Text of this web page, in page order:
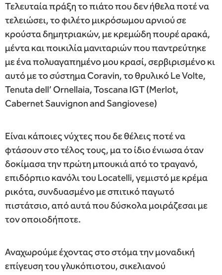
Τελευταία πράξη το πιάτο που δεν ήθελα ποτέ να
τελειώσει, το φιλέτο μικρόσωμου αρνιού σε
κρούστα δημητριακών, με κρεμώδη πουρέ αρακά,
μέντα και ποικιλία μανιταριών που παντρεύτηκε
με ένα πολυαγαπημένο μου κρασί, σερβιρισμένο κι
αυτό με το σύστημα Coravin, το θρυλικό Le Volte,
Tenuta dell’ Ornellaia, Toscana IGT (Merlot,
Cabernet Sauvignon and Sangiovese)
Είναι κάποιες νύχτες που δε θέλεις ποτέ να
φτάσουν στο τέλος τους, μα το ίδιο ένιωσα όταν
δοκίμασα την πρώτη μπουκιά από το τραγανό,
επιδόρπιο κανόλι του Locatelli, γεμιστό με κρέμα
ρικότα, συνδυασμένο με σπιτικό παγωτό
πιστάτσιο, από αυτά που δύσκολα μοιράζεσαι με
τον οποιοδήποτε.
Αναχωρούμε έχοντας στο στόμα την μοναδική
επίγευση του γλυκόπιοτου, σικελιανού